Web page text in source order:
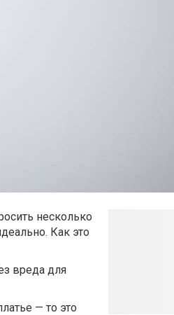
несколько
Как это
вреда для
— то это